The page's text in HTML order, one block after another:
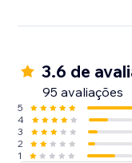
3.6 de
95 avaliações
5
4
3
2
1